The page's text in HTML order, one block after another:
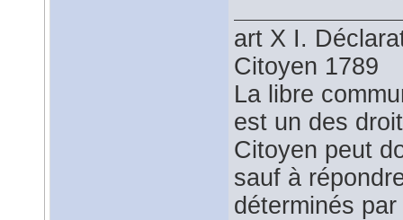
art X I.
Citoyen 1789
La libre
est un des
Citoyen peut
sauf à
déterminés